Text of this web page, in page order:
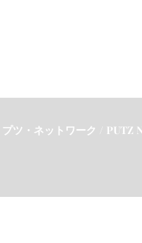
ツ・ネットワーク /